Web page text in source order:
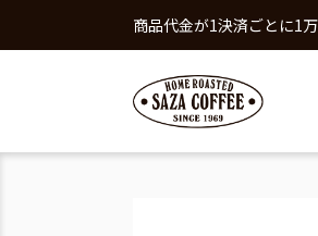
商品代金が1決済ごとに1